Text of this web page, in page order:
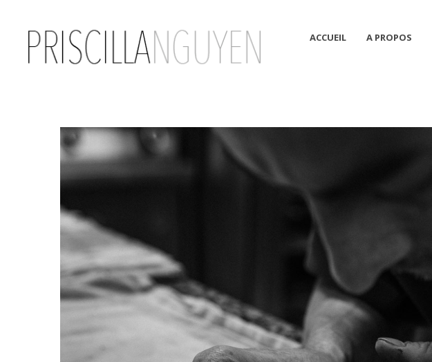
ACCUEIL A PROPOS